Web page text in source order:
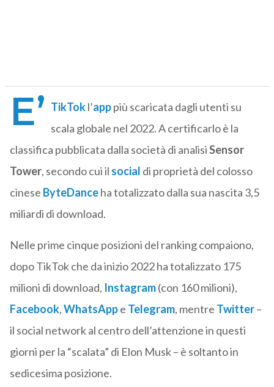
E’ TikTokl’apppiù scaricata dagli utenti su
scala globale nel 2022. A certificarlo è la
classifica pubblicata dalla società di analisiSensor
Tower, secondo cui il social di proprietà del colosso
cinese ByteDanceha totalizzato dalla sua nascita 3,5
miliardi di download.
Nelle prime cinque posizioni del ranking compaiono,
dopo TikTok che da inizio 2022 ha totalizzato 175
milioni di download, Instagram(con 160 milioni),
Facebook,WhatsAppe Telegram, mentre Twitter–
il social network al centro dell’attenzione in questi
giorni per la “scalata” di Elon Musk – è soltanto in
sedicesima posizione.